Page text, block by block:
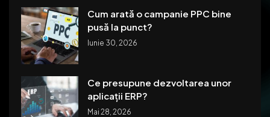
Cum arată o campanie PPC bine
pusă la punct?
Iunie 30, 2026
Ce presupune dezvoltarea unor
aplicații ERP?
Mai 28, 2026